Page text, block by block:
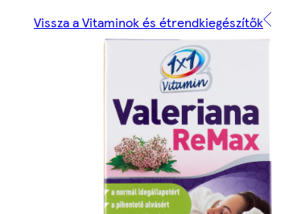
Vissza a Vitaminok és étrendkiegészítők